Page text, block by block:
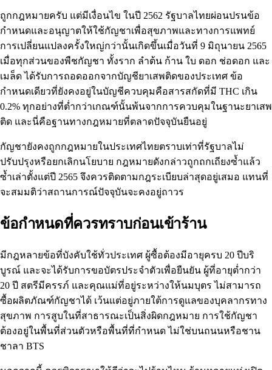
ถูกกฎหมายครับ แต่มีเงื่อนไข ในปี 2562 รัฐบาลไทยผ่อนปรนข้อ
กำหนดและอนุญาตให้ใช้กัญชาเพื่อสุขภาพและทางการแพทย์
การเปลี่ยนแปลงครั้งใหญ่กว่านั้นเกิดขึ้นเมื่อวันที่ 9 มิถุนายน 2565
เมื่อทุกส่วนของพืชกัญชา ทั้งราก ลำต้น ก้าน ใบ ดอก ช่อดอก และ
เมล็ด ได้รับการถอดออกจากบัญชียาเสพติดของประเทศ ข้อ
กำหนดเดียวที่ยังคงอยู่ในบัญชีควบคุมคือสารสกัดที่มี THC เกิน
0.2% ทุกอย่างที่ต่ำกว่าเกณฑ์นั้นพ้นจากการควบคุมในฐานะยาเสพ
ติด และนี่คือฐานทางกฎหมายที่ตลาดปัจจุบันยืนอยู่
กัญชายังคงถูกกฎหมายในประเทศไทยตราบเท่าที่รัฐบาลไม่
ปรับปรุงหรือยกเลิกนโยบาย กฎหมายดังกล่าวถูกถกเถียงซ้ำแล้ว
ซ้ำเล่าตั้งแต่ปี 2565 จึงควรติดตามกฎระเบียบล่าสุดอยู่เสมอ แทนที่
จะสมมติว่าสถานการณ์ปัจจุบันจะคงอยู่ถาวร
ข้อกำหนดที่ควรทราบก่อนเข้าร้าน
มีกฎหลายข้อที่บังคับใช้ทั่วประเทศ ผู้ซื้อต้องมีอายุครบ 20 ปีบริ
บูรณ์ และจะได้รับการขอบัตรประจำตัวเพื่อยืนยัน ผู้ที่อายุต่ำกว่า
20 ปี สตรีมีครรภ์ และคุณแม่ที่อยู่ระหว่างให้นมบุตร ไม่สามารถ
ซื้อผลิตภัณฑ์กัญชาได้ เว้นแต่อยู่ภายใต้การดูแลของบุคลากรทาง
สุขภาพ การสูบในที่สาธารณะเป็นสิ่งผิดกฎหมาย การใช้กัญชา
ต้องอยู่ในพื้นที่ส่วนตัวหรือพื้นที่ที่กำหนด ไม่ใช่บนถนนหรือชาน
ชาลา BTS